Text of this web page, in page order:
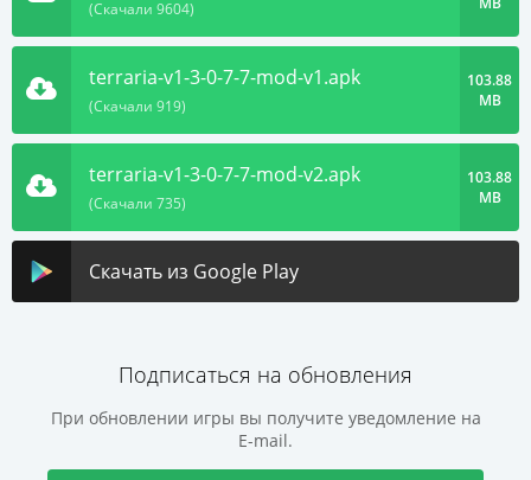
(Скачали 9604)
terraria-v1-3-0-7-7-mod-v1.apk
(Скачали 919)
103.88
MB
terraria-v1-3-0-7-7-mod-v2.apk
(Скачали 735)
103.88
MB
Скачать из Google Play
Подписаться на обновления
При обновлении игры вы получите уведомление на
E-mail.